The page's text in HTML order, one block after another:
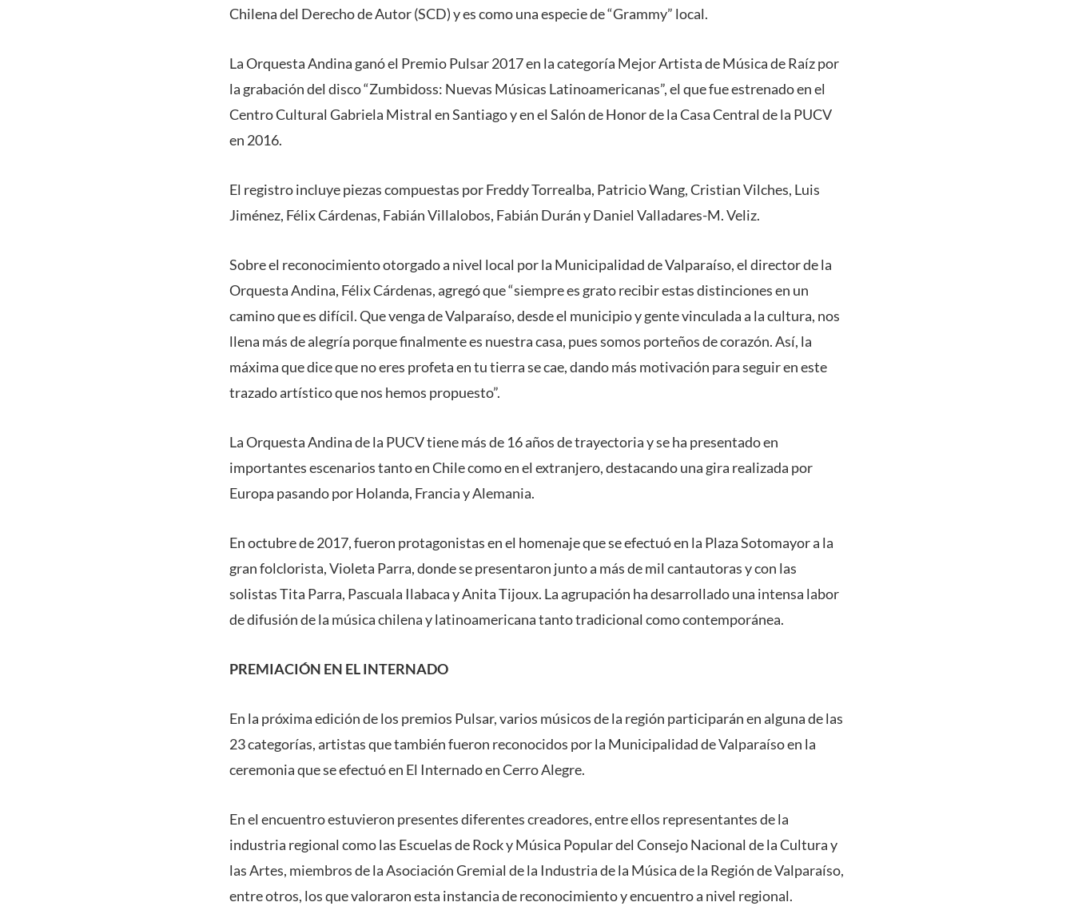
Chilena del Derecho de Autor (SCD) y es como una especie de “Grammy” local.
La Orquesta Andina ganó el Premio Pulsar 2017 en la categoría Mejor Artista de Música de Raíz por
la grabación del disco “Zumbidoss: Nuevas Músicas Latinoamericanas”, el que fue estrenado en el
Centro Cultural Gabriela Mistral en Santiago y en el Salón de Honor de la Casa Central de la PUCV
en 2016.
El registro incluye piezas compuestas por Freddy Torrealba, Patricio Wang, Cristian Vilches, Luis
Jiménez, Félix Cárdenas, Fabián Villalobos, Fabián Durán y Daniel Valladares-M. Veliz.
Sobre el reconocimiento otorgado a nivel local por la Municipalidad de Valparaíso, el director de la
Orquesta Andina, Félix Cárdenas, agregó que “siempre es grato recibir estas distinciones en un
camino que es difícil. Que venga de Valparaíso, desde el municipio y gente vinculada a la cultura, nos
llena más de alegría porque finalmente es nuestra casa, pues somos porteños de corazón. Así, la
máxima que dice que no eres profeta en tu tierra se cae, dando más motivación para seguir en este
trazado artístico que nos hemos propuesto”.
La Orquesta Andina de la PUCV tiene más de 16 años de trayectoria y se ha presentado en
importantes escenarios tanto en Chile como en el extranjero, destacando una gira realizada por
Europa pasando por Holanda, Francia y Alemania.
En octubre de 2017, fueron protagonistas en el homenaje que se efectuó en la Plaza Sotomayor a la
gran folclorista, Violeta Parra, donde se presentaron junto a más de mil cantautoras y con las
solistas Tita Parra, Pascuala Ilabaca y Anita Tijoux. La agrupación ha desarrollado una intensa labor
de difusión de la música chilena y latinoamericana tanto tradicional como contemporánea.
PREMIACIÓN EN EL INTERNADO
En la próxima edición de los premios Pulsar, varios músicos de la región participarán en alguna de las
23 categorías, artistas que también fueron reconocidos por la Municipalidad de Valparaíso en la
ceremonia que se efectuó en El Internado en Cerro Alegre.
En el encuentro estuvieron presentes diferentes creadores, entre ellos representantes de la
industria regional como las Escuelas de Rock y Música Popular del Consejo Nacional de la Cultura y
las Artes, miembros de la Asociación Gremial de la Industria de la Música de la Región de Valparaíso,
entre otros, los que valoraron esta instancia de reconocimiento y encuentro a nivel regional.